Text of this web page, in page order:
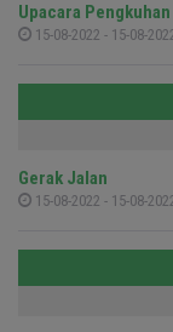
Upacara
15-08-2022 - 15-08-
Gerak Jalan
15-08-2022 - 15-08-